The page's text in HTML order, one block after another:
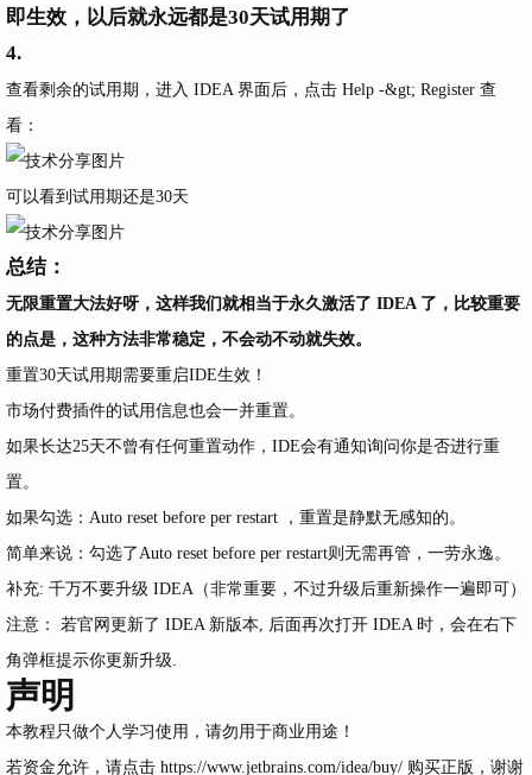
即生效，以后就永远都是30天试用期了
4.
查看剩余的试用期，进入 IDEA 界面后，点击 Help -&gt; Register 查
看：
可以看到试用期还是30天
总结：
无限重置大法好呀，这样我们就相当于永久激活了 IDEA 了，比较重要
的点是，这种方法非常稳定，不会动不动就失效。
重置30天试用期需要重启IDE生效！
市场付费插件的试用信息也会一并重置。
如果长达25天不曾有任何重置动作，IDE会有通知询问你是否进行重
置。
如果勾选：Auto reset before per restart ，重置是静默无感知的。
简单来说：勾选了Auto reset before per restart则无需再管，一劳永逸。
补充: 千万不要升级 IDEA（非常重要，不过升级后重新操作一遍即可）
注意： 若官网更新了 IDEA 新版本, 后面再次打开 IDEA 时，会在右下
角弹框提示你更新升级.
声明
本教程只做个人学习使用，请勿用于商业用途！
若资金允许，请点击 https://www.jetbrains.com/idea/buy/ 购买正版，谢谢